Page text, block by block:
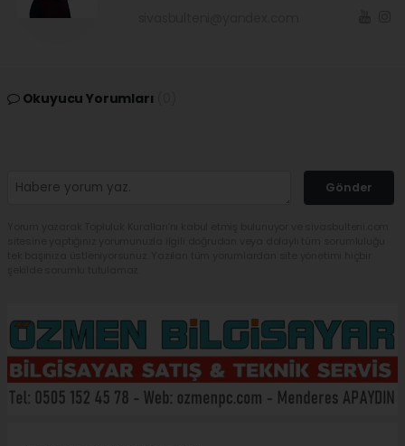
Okuyucu Yorumları
Gönder